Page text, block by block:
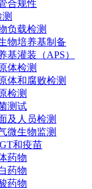
合规性
负载检测
物培养基制备
基灌装（APS）
体检测
体和腐败检测
检测
测试
及人员检测
微生物监测
和疫苗
药物
药物
药物